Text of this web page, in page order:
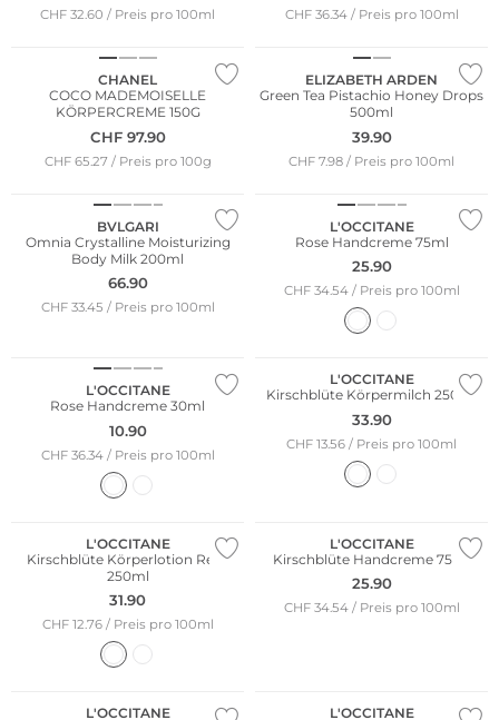
CHF 32.60 / Preis pro 100ml CHF 36.34 / Preis pro 100ml
CHANEL
COCO MADEMOISELLE
KÖRPERCREME 150G
CHF 97.90
CHF 65.27 / Preis pro 100g
ELIZABETH ARDEN
Green Tea Pistachio Honey Drops
500ml
39.90
CHF 7.98 / Preis pro 100ml
BVLGARI
Omnia Crystalline Moisturizing
Body Milk 200ml
66.90
CHF 33.45 / Preis pro 100ml
L'OCCITANE
Rose Handcreme 75ml
25.90
CHF 34.54 / Preis pro 100ml
L'OCCITANE
Rose Handcreme 30ml
10.90
CHF 36.34 / Preis pro 100ml
L'OCCITANE
Kirschblüte Körpermilch 250ml
33.90
CHF 13.56 / Preis pro 100ml
L'OCCITANE
Kirschblüte Körperlotion Refill
250ml
31.90
CHF 12.76 / Preis pro 100ml
L'OCCITANE
Kirschblüte Handcreme 75ml
25.90
CHF 34.54 / Preis pro 100ml
L'OCCITANE
L'OCCITANE